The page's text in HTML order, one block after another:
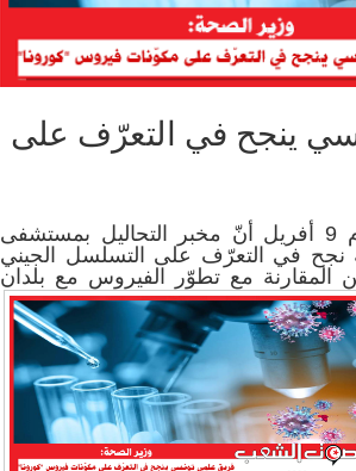
ينجح في التعرّف على
أعلن وزير الصحة عبد اللطيف المكّي اليوم 9 أفريل أنّ مخبر التحاليل بمستشفى
نجح في التعرّف على التسلسل الجيني
مع تطوّر الفيروس مع بلدان